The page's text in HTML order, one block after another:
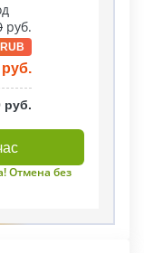
руб.
руб.
руб.
Отмена без